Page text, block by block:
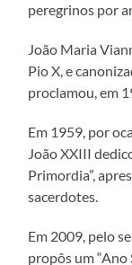
peregrinos por
João Maria
Pio X, e
proclamou, em
Em 1959, por
João XXIII
Primordia”,
sacerdotes.
Em 2009, pelo
propôs um “Ano